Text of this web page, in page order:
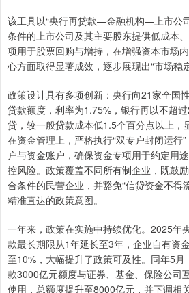
该工具以“央行再贷款—金融机构—上市公
条件的上市公司及其主要股东提供低成本
项用于股票回购与增持，在增强资本市场
心方面取得显著成效，逐步展现出“市场稳
政策设计具有多项创新：央行向21家全国
贷款额度，利率为1.75%，银行再以不超
贷，较一般贷款成本低1.5个百分点以上，
在资金管理上，严格执行“双专户封闭运行
户与资金账户，确保资金专项用于约定用
控风险。政策覆盖不同所有制企业，既鼓
合条件的民营企业，并豁免“信贷资金不得
精准直达的政策意图。
一年来，政策在实施中持续优化。2025年
款最长期限从1年延长至3年，企业自有资
至10%，大幅提升了政策可及性。同年5
款3000亿元额度与证券、基金、保险公司
使用，总额度提升至8000亿元，并下调相